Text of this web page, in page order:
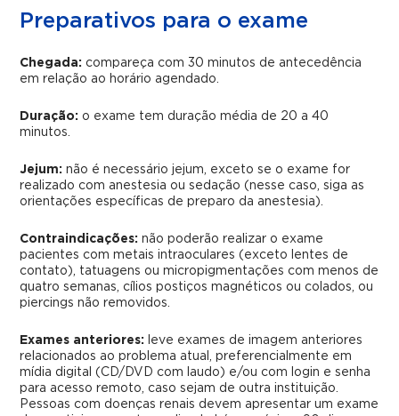
Preparativos para o exame
Chegada: compareça com 30 minutos de antecedência
em relação ao horário agendado.
Duração: o exame tem duração média de 20 a 40
minutos.
Jejum: não é necessário jejum, exceto se o exame for
realizado com anestesia ou sedação (nesse caso, siga as
orientações específicas de preparo da anestesia).
Contraindicações:não poderão realizar o exame
pacientes com metais intraoculares (exceto lentes de
contato), tatuagens ou micropigmentações com menos de
quatro semanas, cílios postiços magnéticos ou colados, ou
piercings não removidos.
Exames anteriores:
leve exames de imagem anteriores
relacionados ao problema atual, preferencialmente em
mídia digital (CD/DVD com laudo) e/ou com login e senha
para acesso remoto, caso sejam de outra instituição.
Pessoas com doenças renais devem apresentar um exame